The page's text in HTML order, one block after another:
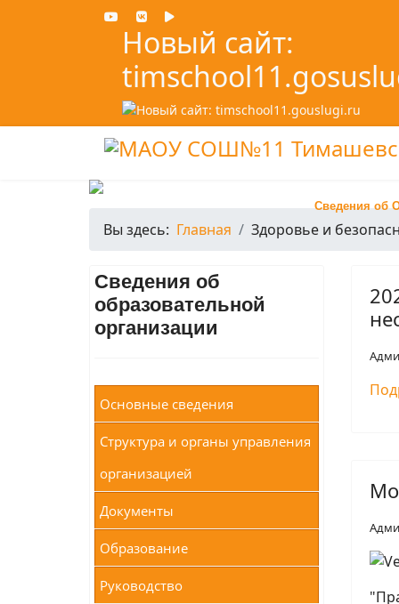
Новый сайт:
Сведения об
Вы здесь: Главная Здоровье и
Сведения об
образовательной
организации
Основные сведения
Структура и органы управления
организацией
Документы
Образование
Руководство